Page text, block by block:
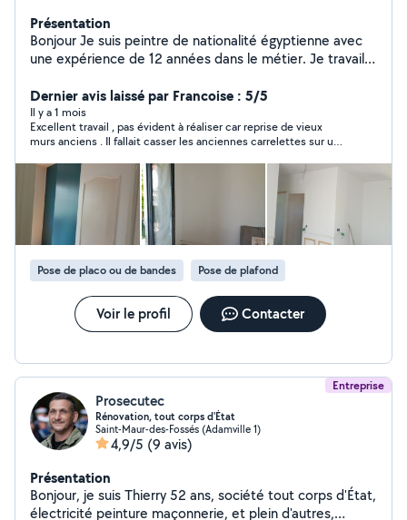
Présentation
Bonjour Je suis peintre de nationalité égyptienne avec
une expérience de 12 années dans le métier. Je travaille
début de chantier (paiement total à reception du
chantier. Si vous êtes intéressés, n'hesitez pas pour tout
renseignement comcordialement ap Bien cordialement
Dernier avis laissé par Francoise : 5/5
Il y a 1 mois
Excellent travail , pas évident à réaliser car reprise de vieux
murs anciens . Il fallait casser les anciennes carrelettes sur une
de plâtre et terminer avec de la toile Décoller l' ancien papier
peint et finir avec de la toile Travail appliqué et soigné qui
donne un super rendu . Chantier de plusieurs jours mais fait
dans la foulée. Agréable de ne pas attendre La personne qui
travaillait était très propre et méthodique, à chaque fois le
chantier était nettoyé et les déchets soigneusement mis dans
des sacs de gravats.
Pose de placo ou de bandes
Pose de plafond
Voir le profil Contacter
Entreprise
Prosecutec
Rénovation, tout corps d'État
Saint-Maur-des-Fossés (Adamville 1)
4,9/5 (9 avis)
Présentation
Bonjour, je suis Thierry 52 ans, société tout corps d'État,
électricité peinture maçonnerie, et plein d'autres,